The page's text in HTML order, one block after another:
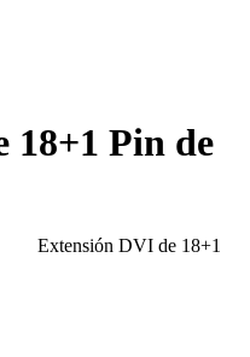
18+1 Pin de
Extensión DVI de 18+1